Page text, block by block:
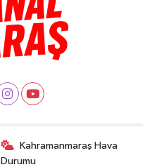
Kahramanmaraş Hava
Durumu